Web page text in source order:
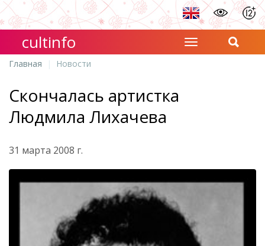
cultinfo
Главная Новости
Скончалась артистка
Людмила Лихачева
31 марта 2008 г.